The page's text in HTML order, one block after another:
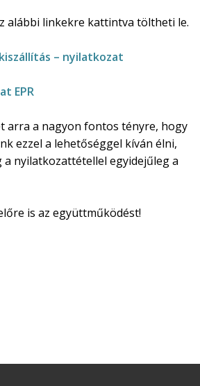
alábbi linkekre kattintva töltheti le.
– nyilatkozat
EPR
arra a nagyon fontos tényre, hogy
ezzel a lehetőséggel kíván élni,
a nyilatkozattétellel egyidejűleg a
is az együttműködést!